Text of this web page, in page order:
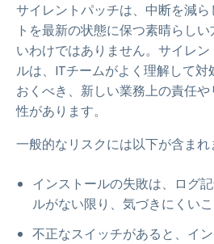
サイレントパッチは、中断を減
トを最新の状態に保つ素晴らし
いわけではありません。サイレ
ルは、ITチームがよく理解して対
おくべき、新しい業務上の責任
性があります。
一般的なリスクには以下が含まれ
インストールの失敗は、ログ
ルがない限り、気づきにくいこ
不正なスイッチがあると、イ